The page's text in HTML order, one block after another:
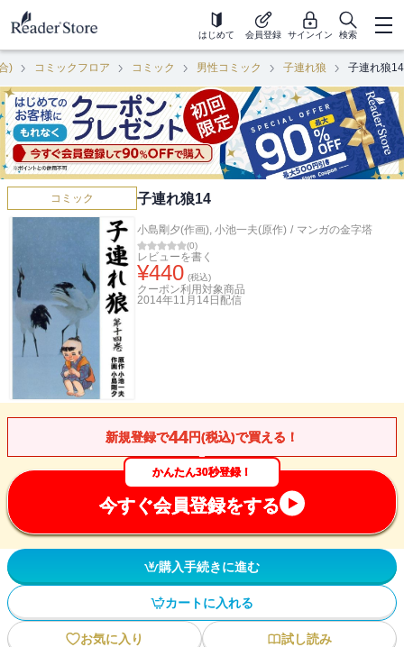
はじめて 会員登録 サインイン 検索
) コミックフロア コミック 男性コミック 子連れ狼 子連れ狼14
コミック 子連れ狼14
小島剛夕(作画), 小池一夫(原作) / マンガの金字塔
(0)
レビューを書く
¥440 (税込)
クーポン利用対象商品
2014年11月14日 配信
新規登録で44円(税込)で買える！
かんたん30秒登録！
今すぐ会員登録をする
購入手続きに進む
カートに入れる
お気に入り
試し読み